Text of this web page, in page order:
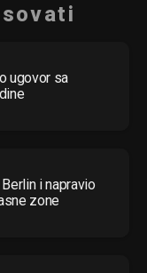
ugovor sa
i napravio
zone